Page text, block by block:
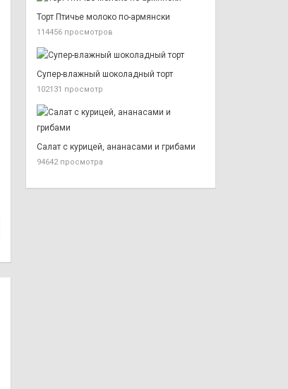
Торт Птичье молоко по-армянски
114456 просмотров
Супер-влажный шоколадный торт
102131 просмотр
Салат с курицей, ананасами и грибами
94642 просмотра